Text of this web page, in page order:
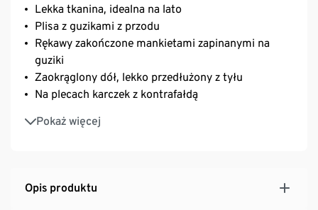
Lekka tkanina, idealna na lato
Plisa z guzikami z przodu
Rękawy zakończone mankietami zapinanymi na
guziki
Zaokrąglony dół, lekko przedłużony z tyłu
Na plecach karczek z kontrafałdą
Pokaż więcej
Materiał z fakturą
Guziki stylizowane na masę perłową
Opis produktu